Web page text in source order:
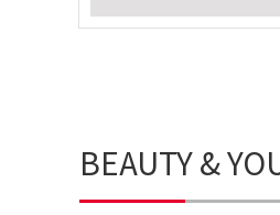
BEAUTY &